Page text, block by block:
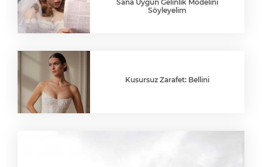
Sana Uygun Gelinlik Modelini
Söyleyelim
Kusursuz Zarafet: Bellini